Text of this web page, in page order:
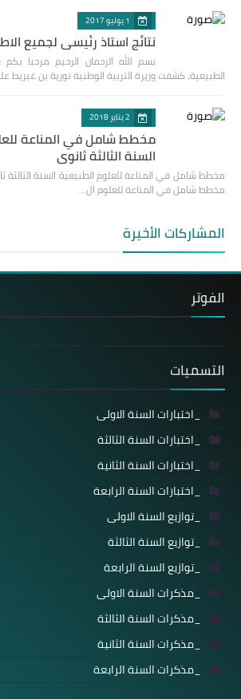
1 يوليو 2017
نتائج استاذ رئيسي لجميع الاطوار
بسم الله الرحمان الرحيم مرحبا
الطبيعية، كشفت وزيرة التربية الوطنية نورية بن
2 يناير 2018
مخطط شامل في المناعة
السنة الثالثة ثانوي
مخطط شامل في المناعة للعلوم الطبيعية السنة الثالثة
مخطط شامل في المناعة للعلوم ال…
المشاركات الأخيرة
الفوتر
التسميات
_اختبارات السنة الاولى
_اختبارات السنة الثالثة
_اختبارات السنة الثانية
_اختبارات السنة الرابعة
_توازيع السنة الاولى
_توازيع السنة الثالثة
_توازيع السنة الرابعة
_مذكرات السنة الاولى
_مذكرات السنة الثالثة
_مذكرات السنة الثانية
_مذكرات السنة الرابعة